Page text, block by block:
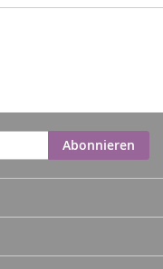
Abonnieren